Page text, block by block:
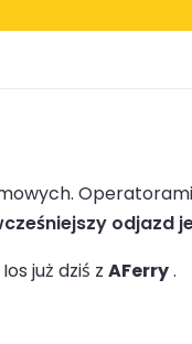
odjazd
już dziś z AFerry.